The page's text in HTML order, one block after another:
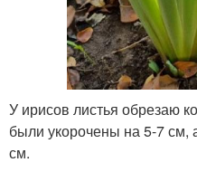
У ирисов листья обрезаю
были укорочены на 5-7 см,
см.